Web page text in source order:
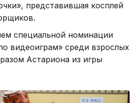
представившая косплей
специальной номинации
видеоиграм» среди взрослых
Астариона из игры